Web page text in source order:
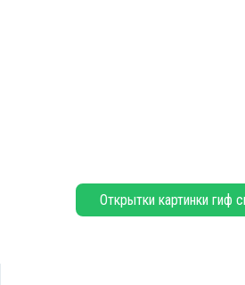
Открытки картинки гиф